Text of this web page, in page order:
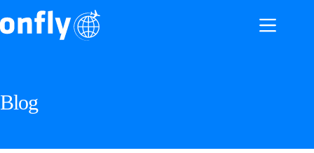
Blog